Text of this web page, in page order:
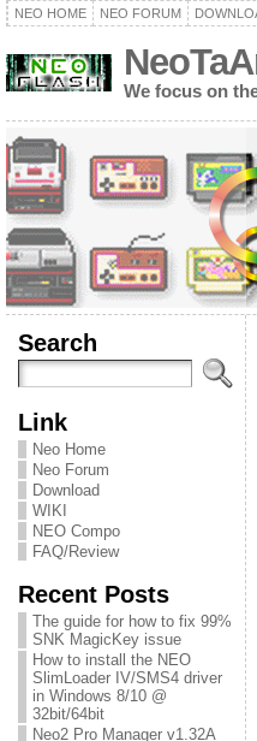
NEO HOME NEO FORUM
We focus on
Search
Link
Neo Home
Neo Forum
Download
WIKI
NEO Compo
FAQ/Review
Recent Posts
The guide for how to fix 99%
SNK MagicKey issue
How to install the NEO
SlimLoader IV/SMS4 driver
in Windows 8/10 @
32bit/64bit
Neo2 Pro Manager v1.32A